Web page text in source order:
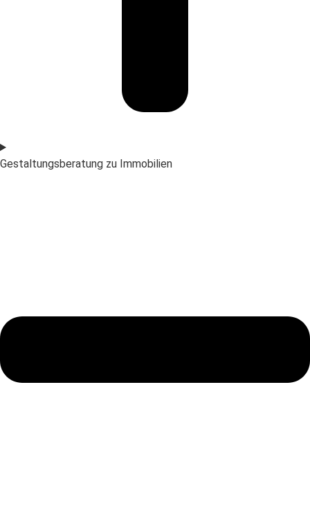
Gestaltungsberatung zu Immobilien